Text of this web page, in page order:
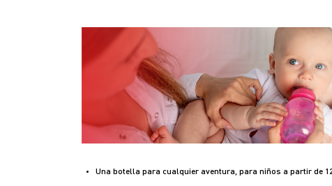
Una botella para cualquier aventura, para niños a partir de